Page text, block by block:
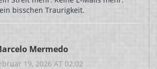
bisschen Traurigkeit.
Mermedo
19, 2026 AT 02:02